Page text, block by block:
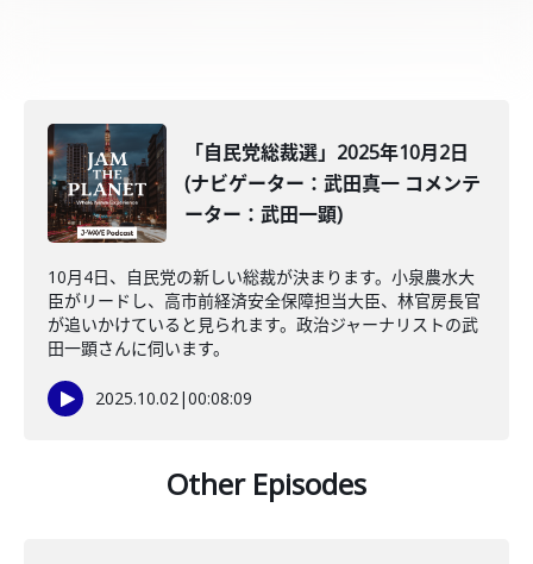
「自民党総裁選」2025年10月2日
(ナビゲーター：武田真一 コメンテ
ーター：武田一顕)
10月4日、自民党の新しい総裁が決まります。小泉農水大
臣がリードし、高市前経済安全保障担当大臣、林官房長官
が追いかけていると見られます。政治ジャーナリストの武
田一顕さんに伺います。
2025.10.02|00:08:09
Other Episodes